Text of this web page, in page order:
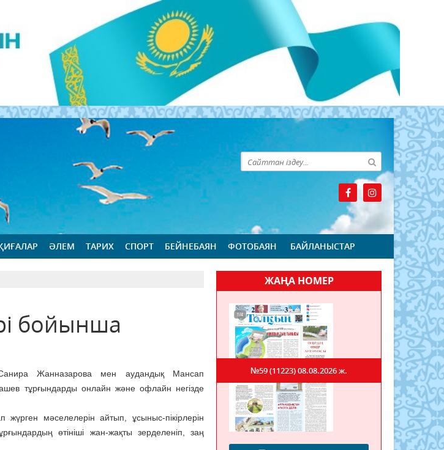
ӘЛЕМ ТАРИХ СПОРТ БЕЙНЕБАЯН ФОТОБАЯН БАЙЛАНЫСТАР
бойынша
Жанназарова мен аудандық Мансап
тұрғындарды онлайн және офлайн негізде
мәселелерін айтып, ұсыныс-пікірлерін
өтініші жан-жақты зерделеніп, заң
ЖАҢА НОМЕР
№59 (11223)08.08.2026 ж.